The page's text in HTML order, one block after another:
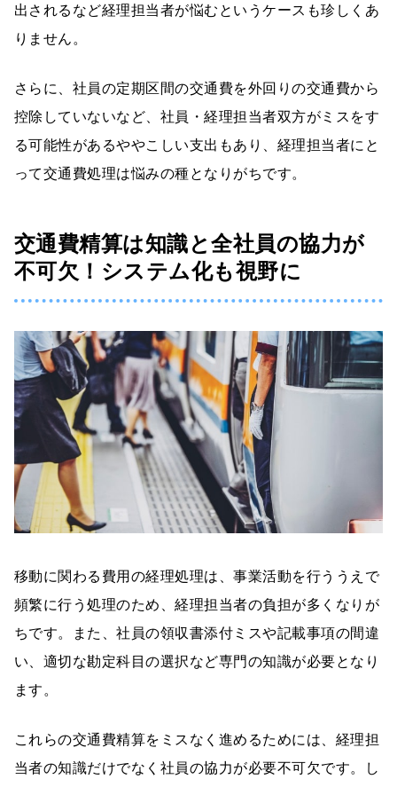
出されるなど経理担当者が悩むというケースも珍しくあ
りません。
さらに、社員の定期区間の交通費を外回りの交通費から
控除していないなど、社員・経理担当者双方がミスをす
る可能性があるややこしい支出もあり、経理担当者にと
って交通費処理は悩みの種となりがちです。
交通費精算は知識と全社員の協力が
不可欠！システム化も視野に
移動に関わる費用の経理処理は、事業活動を行ううえで
頻繁に行う処理のため、経理担当者の負担が多くなりが
ちです。また、社員の領収書添付ミスや記載事項の間違
い、適切な勘定科目の選択など専門の知識が必要となり
ます。
これらの交通費精算をミスなく進めるためには、経理担
当者の知識だけでなく社員の協力が必要不可欠です。し